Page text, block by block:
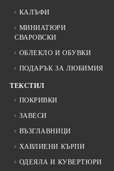
КАЛЪФИ
МИНИАТЮРИ
СВАРОВСКИ
ОБЛЕКЛО И ОБУВКИ
ПОДАРЪК ЗА ЛЮБИМИЯ
ТЕКСТИЛ
ПОКРИВКИ
ЗАВЕСИ
ВЪЗГЛАВНИЦИ
ХАВЛИЕНИ КЪРПИ
ОДЕЯЛА И КУВЕРТЮРИ